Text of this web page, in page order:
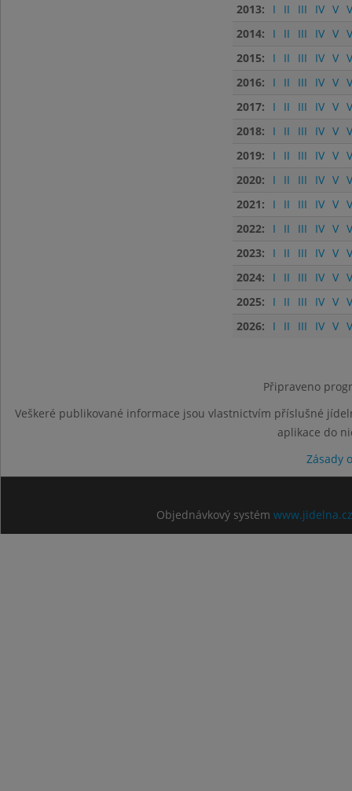
2013:
I II III IV V
2014:
I II III IV V
2015:
I II III IV V
2016:
I II III IV V
2017:
I II III IV V
2018:
I II III IV V
2019:
I II III IV V
2020:
I II III IV V
2021:
I II III IV V
2022:
I II III IV V
2023:
I II III IV V
2024:
I II III IV V
2025:
I II III IV V
2026:
I II III IV V
Připraveno
Veškeré publikované informace jsou vlastnictvím příslušné
aplikace do
Zásady
Objednávkový systém www.jidelna.cz